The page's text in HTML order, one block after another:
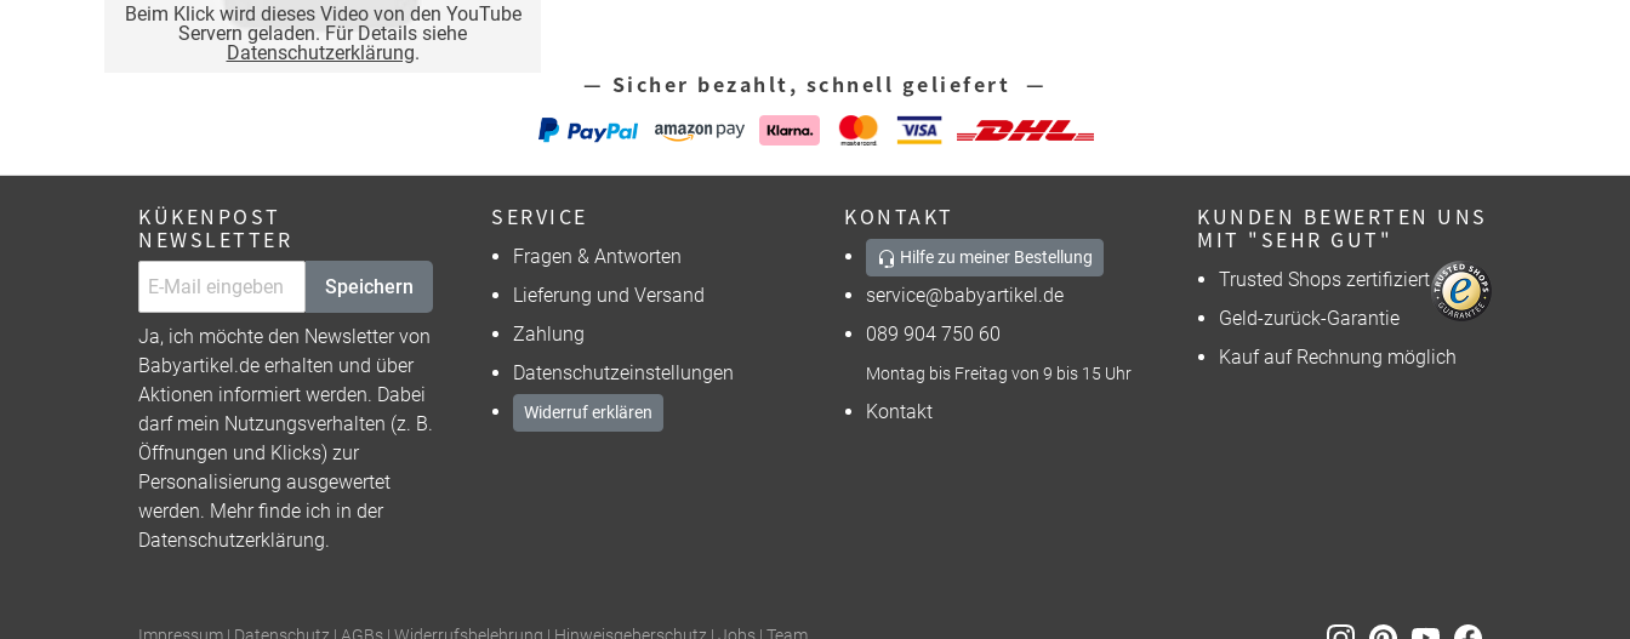
Beim Klick wird dieses Video von den YouTube
Servern geladen. Für Details siehe
Datenschutzerklärung.
— Sicher bezahlt, schnell geliefert —
KÜKENPOST
NEWSLETTER
Speichern
Ja, ich möchte den Newsletter von
Babyartikel.de erhalten und über
Aktionen informiert werden. Dabei
darf mein Nutzungsverhalten (z. B.
Öffnungen und Klicks) zur
Personalisierung ausgewertet
werden. Mehr finde ich in der
Datenschutzerklärung.
SERVICE
Fragen & Antworten
Lieferung und Versand
Zahlung
Datenschutzeinstellungen
Widerruf erklären
KONTAKT
Hilfe zu meiner Bestellung
service@babyartikel.de
089 904 750 60
Montag bis Freitag von 9 bis 15 Uhr
Kontakt
KUNDEN BEWERTEN UNS
MIT "SEHR GUT"
Trusted Shops zertifiziert
Geld-zurück-Garantie
Kauf auf Rechnung möglich